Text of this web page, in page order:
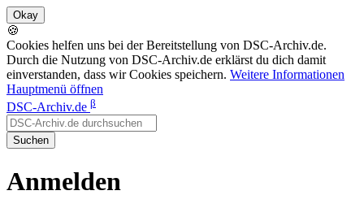
🍪
Cookies helfen uns bei der Bereitstellung von DSC-Archiv.de.
Durch die Nutzung von DSC-Archiv.de erklärst du dich damit
einverstanden, dass wir Cookies speichern. Weitere Informationen
Hauptmenü öffnen
DSC-Archiv.de β
Suchen
Anmelden